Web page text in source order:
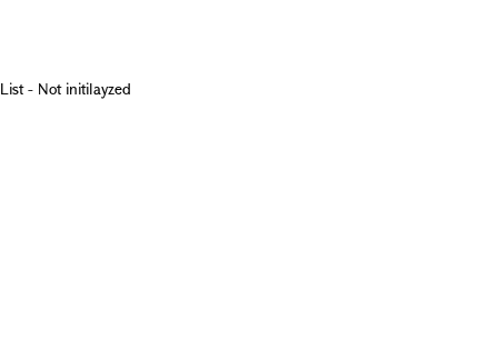
List - Not initilayzed